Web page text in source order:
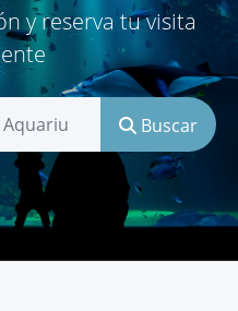
y reserva tu visita
Buscar